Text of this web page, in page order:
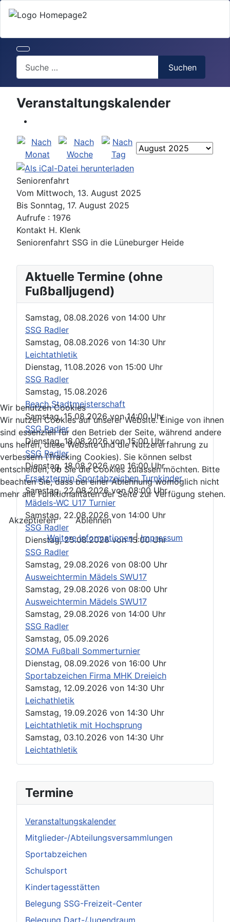
Suchen
Termine
Veranstaltungskalender
Mitglieder-/Abteilungsversammlungen
Sportabzeichen
Schulsport
Kindertagesstätten
Belegung SSG-Freizeit-Center
Belegung Dart-/Jugendraum
Veranstaltungskalender
Seniorenfahrt
Vom Mittwoch, 13. August 2025
Bis Sonntag, 17. August 2025
Aufrufe : 1976
Kontakt H. Klenk
Seniorenfahrt SSG in die Lüneburger Heide
Aktuelle Termine (ohne
Fußballjugend)
Samstag, 08.08.2026 von 14:00 Uhr
SSG Radler
Samstag, 08.08.2026 von 14:30 Uhr
Leichtathletik
Dienstag, 11.08.2026 von 15:00 Uhr
SSG Radler
Samstag, 15.08.2026
Beach Stadtmeisterschaft
Samstag, 15.08.2026von14:00 Uhr
SSG Radler
Dienstag, 18.08.2026von15:00 Uhr
SSG Radler
Dienstag, 18.08.2026 von 16:00 Uhr
Ersatztermin Sportabzeichen Turnkinder
Samstag, 22.08.2026von08:00 Uhr
Mädels-WC U17 Turnier
Samstag, 22.08.2026 von 14:00 Uhr
SSG Radler
Dienstag, 25.08.2026von15:00 Uhr
SSG Radler
Samstag, 29.08.2026 von 08:00 Uhr
Ausweichtermin Mädels SWU17
Samstag, 29.08.2026 von 08:00 Uhr
Ausweichtermin Mädels SWU17
Samstag, 29.08.2026 von 14:00 Uhr
SSG Radler
Samstag, 05.09.2026
SOMA Fußball Sommerturnier
Dienstag, 08.09.2026 von 16:00 Uhr
Sportabzeichen Firma MHK Dreieich
Samstag, 12.09.2026 von 14:30 Uhr
Leichathletik
Samstag, 19.09.2026 von 14:30 Uhr
Leichtathletik mit Hochsprung
Samstag, 03.10.2026 von 14:30 Uhr
Leichtathletik
Wir benutzen Cookies
Wir nutzen Cookies auf unserer Website. Einige von ihnen
sind essenziell für den Betrieb der Seite, während andere
uns helfen, diese Website und die Nutzererfahrung zu
verbessern (Tracking Cookies). Sie können selbst
entscheiden, ob Sie die Cookies zulassen möchten. Bitte
beachten Sie, dass bei einer Ablehnung womöglich nicht
mehr alle Funktionalitäten der Seite zur Verfügung stehen.
Akzeptieren
Ablehnen
Weitere Informationen|Impressum